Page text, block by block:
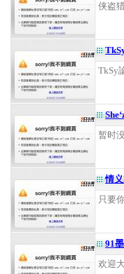
侠盗
TkSy
暂时
情
只要
91
欢迎